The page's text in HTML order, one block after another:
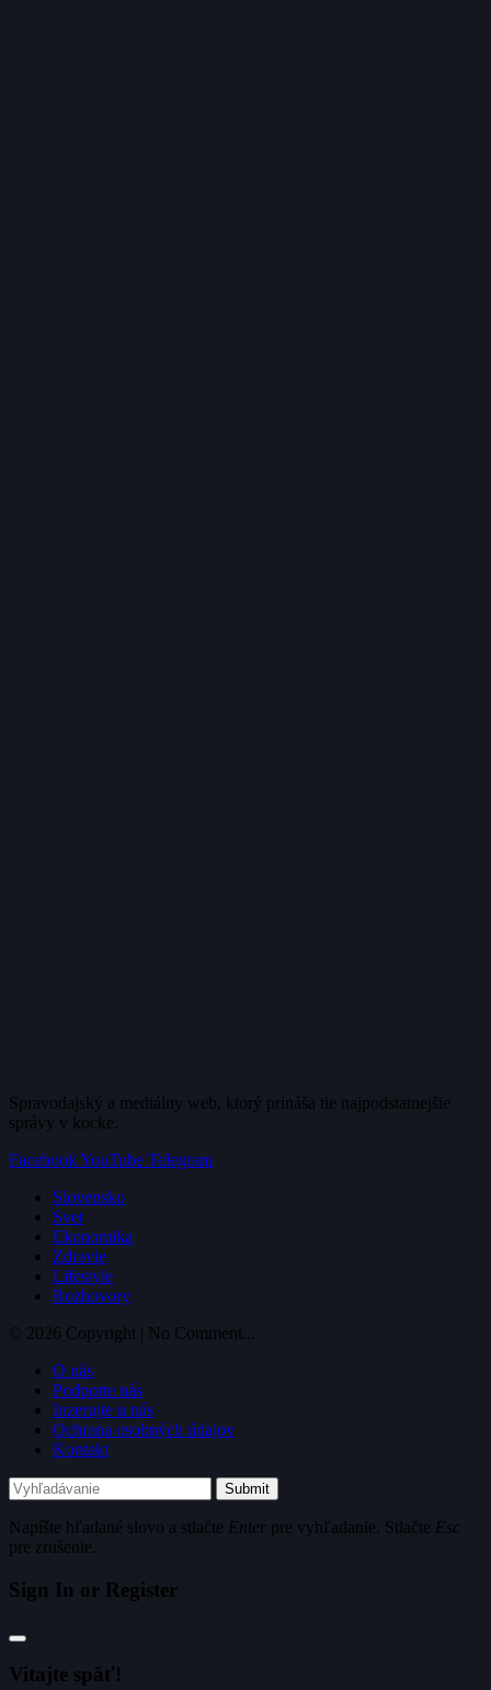
Spravodajský a mediálny web, ktorý prináša tie najpodstatnejšie
správy v kocke.
FacebookYouTube Telegram
Slovensko
Svet
Ekonomika
Zdravie
Lifestyle
Rozhovory
© 2026 Copyright | No Comment...
O nás
Podporte nás
Inzerujte u nás
Ochrana osobných údajov
Kontakt
Submit
Napíšte hľadané slovo a stlačte Enter pre vyhľadanie. Stlačte Esc
pre zrušenie.
Sign In or Register
Vitajte späť!